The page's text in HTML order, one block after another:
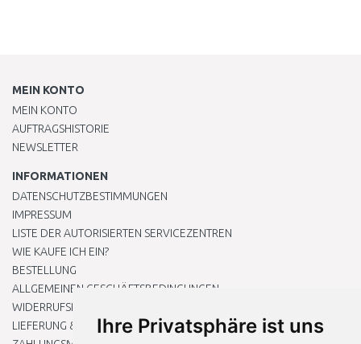
Ihre Privatsphäre ist uns
MEIN KONTO
MEIN KONTO
AUFTRAGSHISTORIE
NEWSLETTER
INFORMATIONEN
DATENSCHUTZBESTIMMUNGEN
IMPRESSUM
LISTE DER AUTORISIERTEN SERVICEZENTREN
WIE KAUFE ICH EIN?
BESTELLUNG
ALLGEMEINEN GESCHÄFTSBEDINGUNGEN
WIDERRUFSRECHT
LIEFERUNG & ZAHLUNG